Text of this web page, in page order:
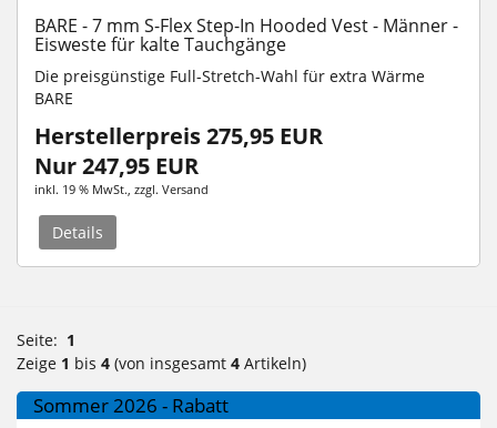
BARE - 7 mm S-Flex Step-In Hooded Vest - Männer -
Eisweste für kalte Tauchgänge
Die preisgünstige Full-Stretch-Wahl für extra Wärme
BARE
Herstellerpreis 275,95 EUR
Nur 247,95 EUR
inkl. 19 % MwSt. , zzgl. Versand
Details
Seite: 1
Zeige 1 bis 4 (von insgesamt 4 Artikeln)
Sommer 2026 - Rabatt